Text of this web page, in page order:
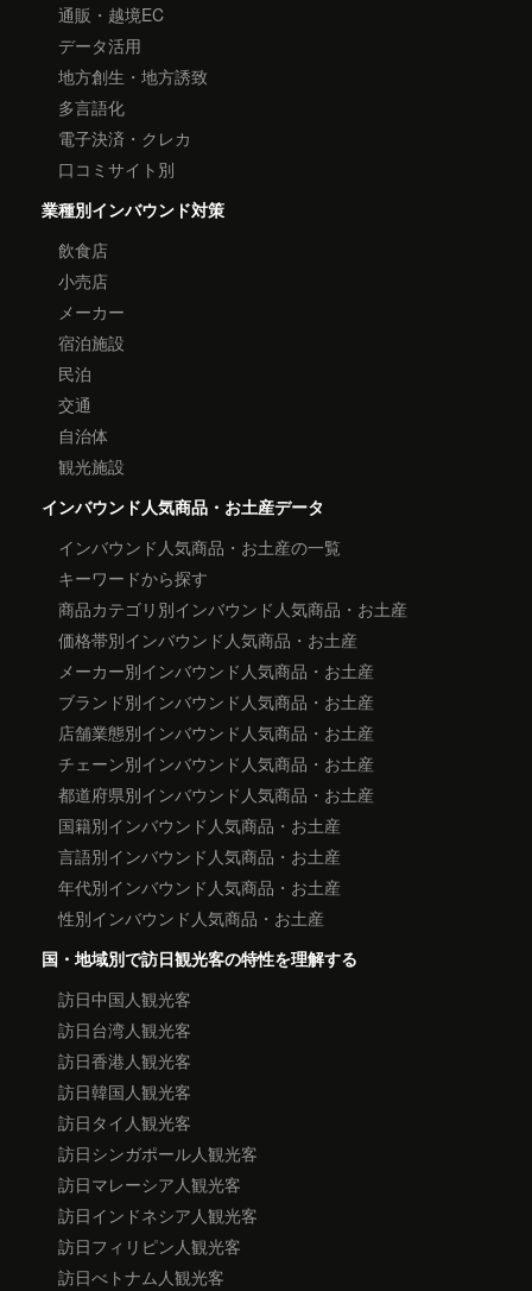
通販・越境EC
データ活用
地方創生・地方誘致
多言語化
電子決済・クレカ
口コミサイト別
業種別インバウンド対策
飲食店
小売店
メーカー
宿泊施設
民泊
交通
自治体
観光施設
インバウンド人気商品・お土産データ
インバウンド人気商品・お土産の一覧
キーワードから探す
商品カテゴリ別インバウンド人気商品・お土産
価格帯別インバウンド人気商品・お土産
メーカー別インバウンド人気商品・お土産
ブランド別インバウンド人気商品・お土産
店舗業態別インバウンド人気商品・お土産
チェーン別インバウンド人気商品・お土産
都道府県別インバウンド人気商品・お土産
国籍別インバウンド人気商品・お土産
言語別インバウンド人気商品・お土産
年代別インバウンド人気商品・お土産
性別インバウンド人気商品・お土産
国・地域別で訪日観光客の特性を理解する
訪日中国人観光客
訪日台湾人観光客
訪日香港人観光客
訪日韓国人観光客
訪日タイ人観光客
訪日シンガポール人観光客
訪日マレーシア人観光客
訪日インドネシア人観光客
訪日フィリピン人観光客
訪日べトナム人観光客